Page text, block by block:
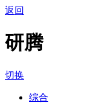
返回
研腾
切换
综合